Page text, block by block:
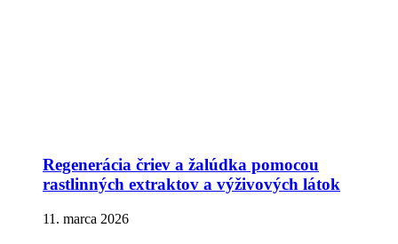
Regenerácia čriev a žalúdka pomocou
rastlinných extraktov a výživových látok
11. marca 2026